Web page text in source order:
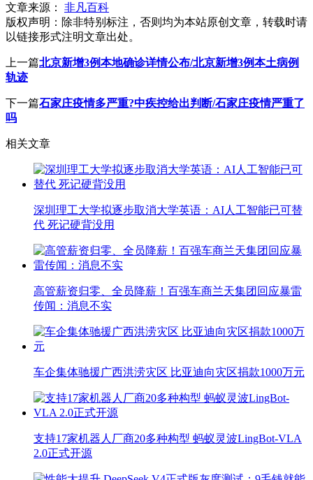
文章来源：
非凡百科
版权声明： 除非特别标注，否则均为本站原创文章，转载时请
以链接形式注明文章出处。
上一篇北京新增3例本地确诊详情公布/北京新增3例本土病例
轨迹
下一篇石家庄疫情多严重?中疾控给出判断/石家庄疫情严重了
吗
相关文章
深圳理工大学拟逐步取消大学英语：AI人工智能已可替
代 死记硬背没用
高管薪资归零、全员降薪！百强车商兰天集团回应暴雷
传闻：消息不实
车企集体驰援广西洪涝灾区 比亚迪向灾区捐款1000万元
支持17家机器人厂商20多种构型 蚂蚁灵波LingBot-VLA
2.0正式开源